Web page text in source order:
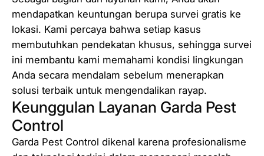
mendapatkan keuntungan berupa survei gratis ke
lokasi. Kami percaya bahwa setiap kasus
membutuhkan pendekatan khusus, sehingga survei
ini membantu kami memahami kondisi lingkungan
Anda secara mendalam sebelum menerapkan
solusi terbaik untuk mengendalikan rayap.
Keunggulan Layanan Garda Pest
Control
Garda Pest Control dikenal karena profesionalisme